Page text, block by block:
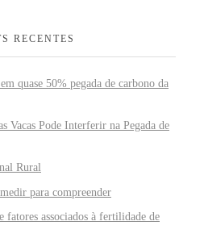
RECENTES
quase 50% pegada de carbono da
Vacas Pode Interferir na Pegada de
Rural
para compreender
fatores associados à fertilidade de